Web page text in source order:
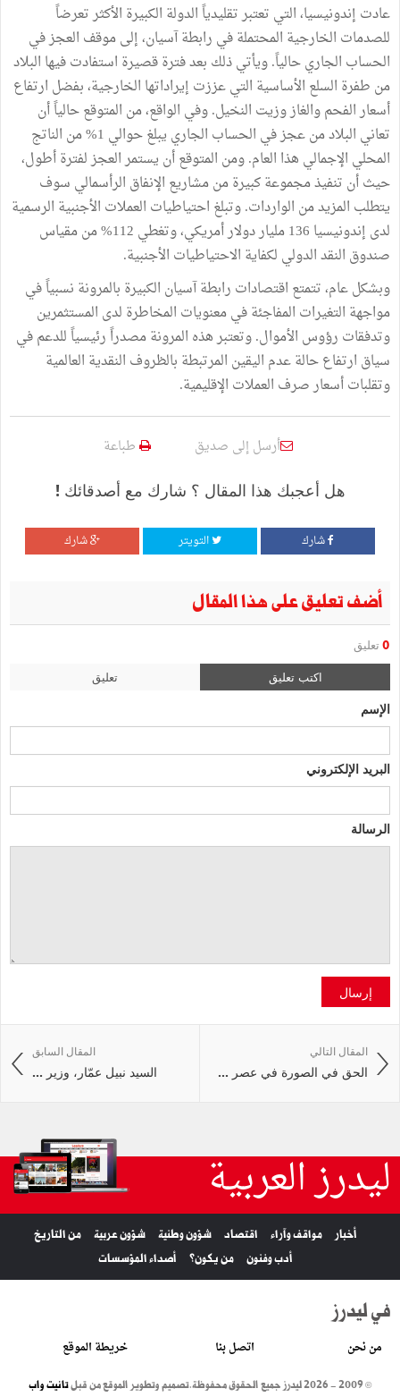
عادت إندونيسيا، التي تعتبر تقليدياً الدولة الكبيرة الأكثر تعرضاً
للصدمات الخارجية المحتملة في رابطة آسيان، إلى موقف العجز في
الحساب الجاري حالياً. ويأتي ذلك بعد فترة قصيرة استفادت فيها البلاد
من طفرة السلع الأساسية التي عززت إيراداتها الخارجية، بفضل ارتفاع
أسعار الفحم والغاز وزيت النخيل. وفي الواقع، من المتوقع حالياً أن
تعاني البلاد من عجز في الحساب الجاري يبلغ حوالي 1% من الناتج
المحلي الإجمالي هذا العام. ومن المتوقع أن يستمر العجز لفترة أطول،
حيث أن تنفيذ مجموعة كبيرة من مشاريع الإنفاق الرأسمالي سوف
يتطلب المزيد من الواردات. وتبلغ احتياطيات العملات الأجنبية الرسمية
لدى إندونيسيا 136 مليار دولار أمريكي، وتغطي 112% من مقياس
صندوق النقد الدولي لكفاية الاحتياطيات الأجنبية.
وبشكل عام، تتمتع اقتصادات رابطة آسيان الكبيرة بالمرونة نسبياً في
مواجهة التغيرات المفاجئة في معنويات المخاطرة لدى المستثمرين
وتدفقات رؤوس الأموال. وتعتبر هذه المرونة مصدراً رئيسياً للدعم في
سياق ارتفاع حالة عدم اليقين المرتبطة بالظروف النقدية العالمية
وتقلبات أسعار صرف العملات الإقليمية.
أرسل إلى صديق طباعة
هل أعجبك هذا المقال ؟ شارك مع أصدقائك !
شارك التويتر شارك
أضف تعليق على هذا المقال
0 تعليق
اكتب تعليق تعليق
الإسم
البريد الإلكتروني
الرسالة
إرسال
المقال السابق
السيد نبيل عمّار، وزير ...
المقال التالي
الحق في الصورة في عصر ...
ليدرز العربية
أخبار مواقف وآراء اقتصاد شؤون وطنية شؤون عربية
من التاريخ
أدب وفنون
من يكون؟ أصداء المؤسسات
في ليدرز
من نحن اتصل بنا خريطة الموقع
© 2009 - 2026 ليدرز جميع الحقوق محفوظة. تصميم وتطوير الموقع من قبلتانيت واب